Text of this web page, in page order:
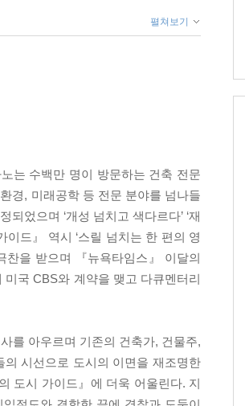
펼쳐보기
는 수백만 명이 방문하는 건축 전문
경, 미래공학 등 전문 분야를 넘나들
었으며 ‘개성 넘치고 색다르다’ ‘재
드』 역시 ‘스릴 넘치는 한 편의 영
찬을 받으며 『뉴욕타임스』 이달의
미국 CBS와 계약을 맺고 다큐멘터리
를 아우르며 기존의 건축가, 건물주,
시선으로 도시의 이면을 재조명한
도시 가이드』에 더욱 어울린다. 지